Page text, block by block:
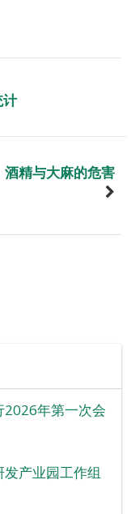
精与大麻的危害
2026年第一次会
产业园工作组